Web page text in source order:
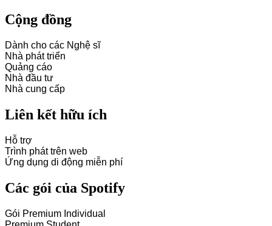
Cộng đồng
Dành cho các Nghệ sĩ
Nhà phát triển
Quảng cáo
Nhà đầu tư
Nhà cung cấp
Liên kết hữu ích
Hỗ trợ
Trình phát trên web
Ứng dụng di động miễn phí
Các gói của Spotify
Gói Premium Individual